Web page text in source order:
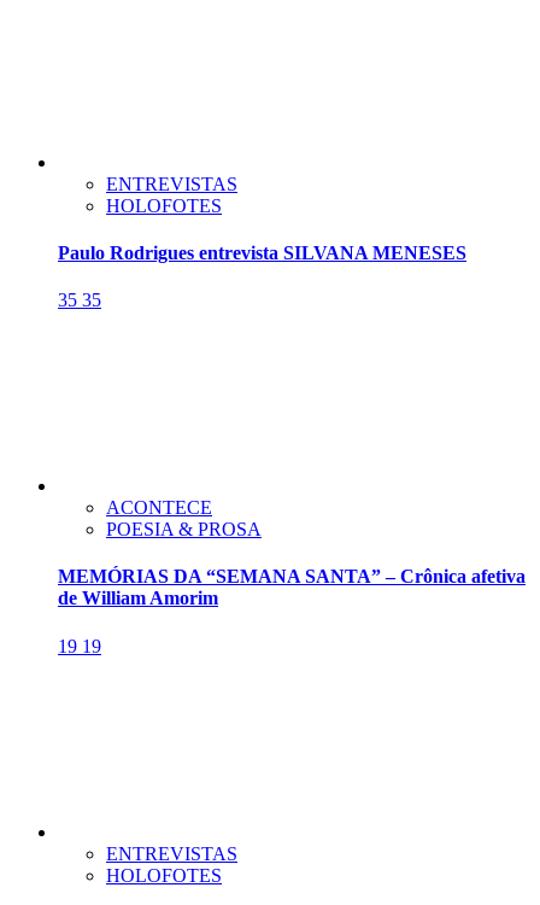
ENTREVISTAS
HOLOFOTES
Paulo Rodrigues entrevista SILVANA MENESES
35 35
ACONTECE
POESIA & PROSA
MEMÓRIAS DA “SEMANA SANTA” – Crônica afetiva
de William Amorim
19 19
ENTREVISTAS
HOLOFOTES